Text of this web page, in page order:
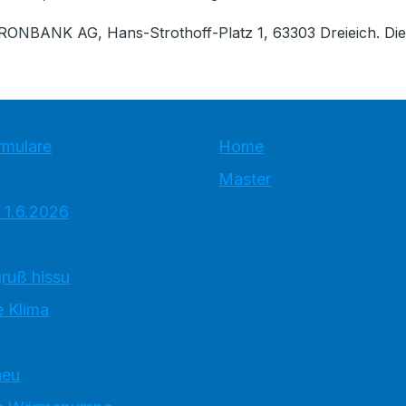
AG, Hans-Strothoff-Platz 1, 63303 Dreieich.
hissu
Klima
Home
Master